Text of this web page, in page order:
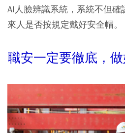
AI人臉辨識系統，系統不但
來人是否按規定戴好安全帽。
職安一定要徹底，